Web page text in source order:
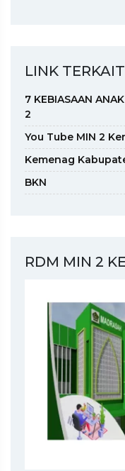
LINK TERKAIT
7 KEBIASAAN
2
You Tube MIN 2
Kemenag
BKN
RDM MIN 2